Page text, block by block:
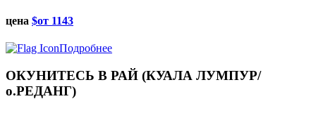
цена $от 1143
Подробнее
ОКУНИТЕСЬ В РАЙ (КУАЛА ЛУМПУР/
о.РЕДАНГ)